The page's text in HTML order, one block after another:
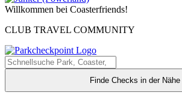
Willkommen bei Coasterfriends!
CLUB TRAVEL COMMUNITY
Finde Checks in der Nähe